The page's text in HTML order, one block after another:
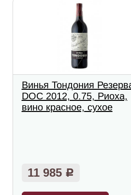
Винья Тондония
DOC 2012, 0.75, Риоха,
вино красное, сухое
11 985 Р